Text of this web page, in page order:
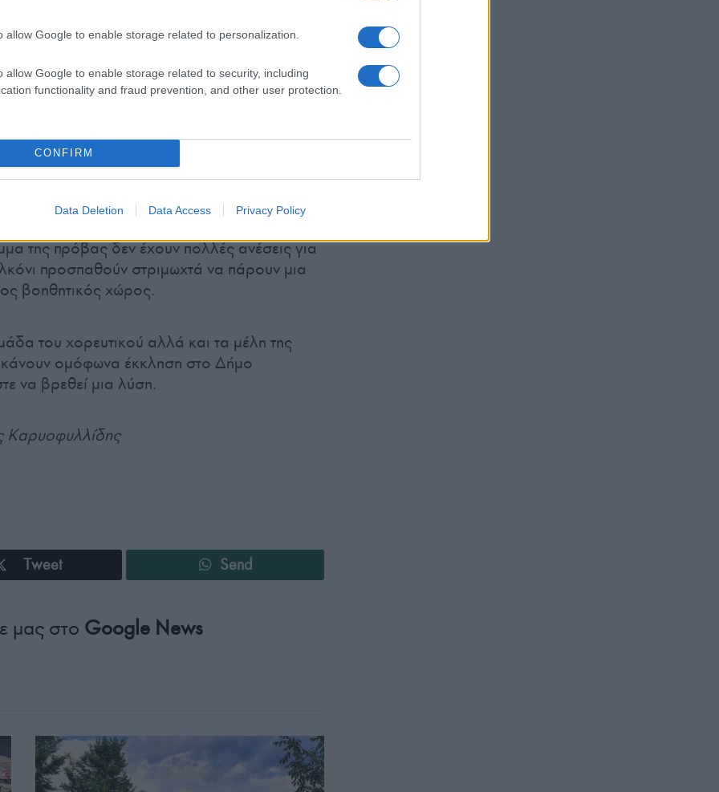
allow Google to enable storage related to personalization.
allow Google to enable storage related to security, including
functionality and fraud prevention, and other user protection.
CONFIRM
Data Deletion Data Access Privacy Policy
της πρόβας δεν έχουν πολλές ανέσεις για
προσπαθούν στριμωχτά να πάρουν μια
βοηθητικός χώρος.
του χορευτικού αλλά και τα μέλη της
κάνουν ομόφωνα έκκληση στο Δήμο
να βρεθεί μια λύση.
Καρυοφυλλίδης
Tweet Send
μας στο Google News